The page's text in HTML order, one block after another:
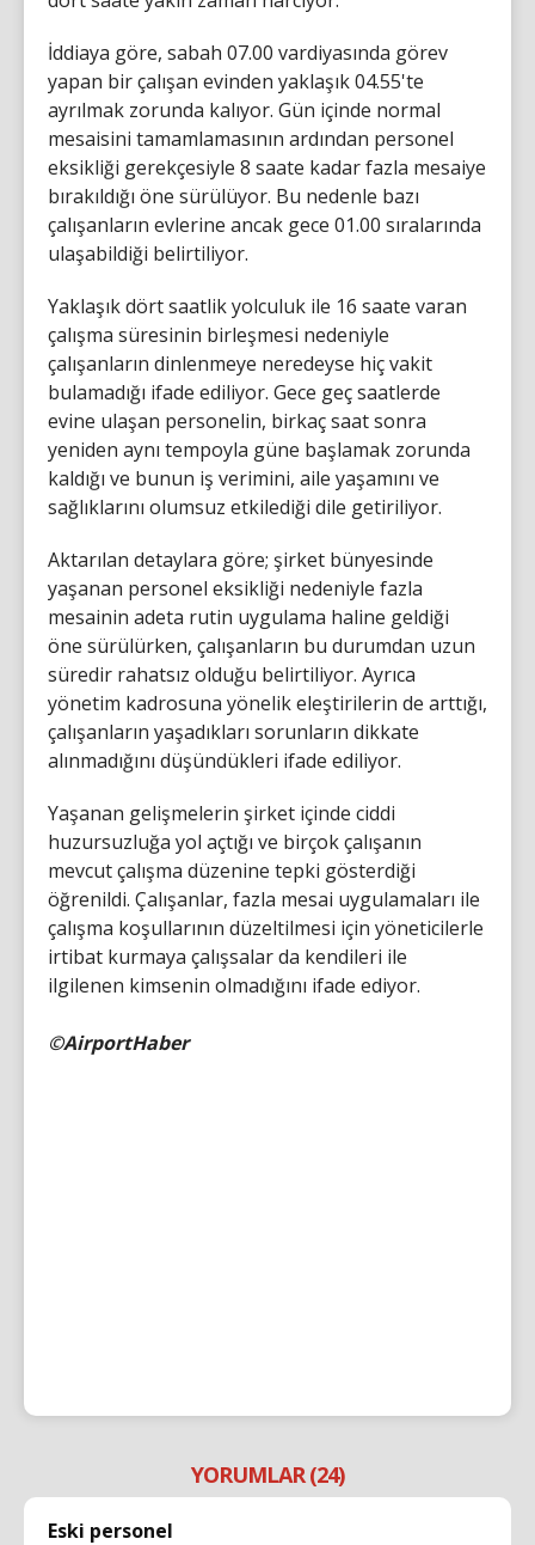
İddiaya göre, sabah 07.00 vardiyasında görev
yapan bir çalışan evinden yaklaşık 04.55'te
ayrılmak zorunda kalıyor. Gün içinde normal
mesaisini tamamlamasının ardından personel
eksikliği gerekçesiyle 8 saate kadar fazla mesaiye
bırakıldığı öne sürülüyor. Bu nedenle bazı
çalışanların evlerine ancak gece 01.00 sıralarında
ulaşabildiği belirtiliyor.
Yaklaşık dört saatlik yolculuk ile 16 saate varan
çalışma süresinin birleşmesi nedeniyle
çalışanların dinlenmeye neredeyse hiç vakit
bulamadığı ifade ediliyor. Gece geç saatlerde
evine ulaşan personelin, birkaç saat sonra
yeniden aynı tempoyla güne başlamak zorunda
kaldığı ve bunun iş verimini, aile yaşamını ve
sağlıklarını olumsuz etkilediği dile getiriliyor.
Aktarılan detaylara göre; şirket bünyesinde
yaşanan personel eksikliği nedeniyle fazla
mesainin adeta rutin uygulama haline geldiği
öne sürülürken, çalışanların bu durumdan uzun
süredir rahatsız olduğu belirtiliyor. Ayrıca
yönetim kadrosuna yönelik eleştirilerin de arttığı,
çalışanların yaşadıkları sorunların dikkate
alınmadığını düşündükleri ifade ediliyor.
Yaşanan gelişmelerin şirket içinde ciddi
huzursuzluğa yol açtığı ve birçok çalışanın
mevcut çalışma düzenine tepki gösterdiği
öğrenildi. Çalışanlar, fazla mesai uygulamaları ile
çalışma koşullarının düzeltilmesi için yöneticilerle
irtibat kurmaya çalışsalar da kendileri ile
ilgilenen kimsenin olmadığını ifade ediyor.
©AirportHaber
YORUMLAR (24)
Eski personel